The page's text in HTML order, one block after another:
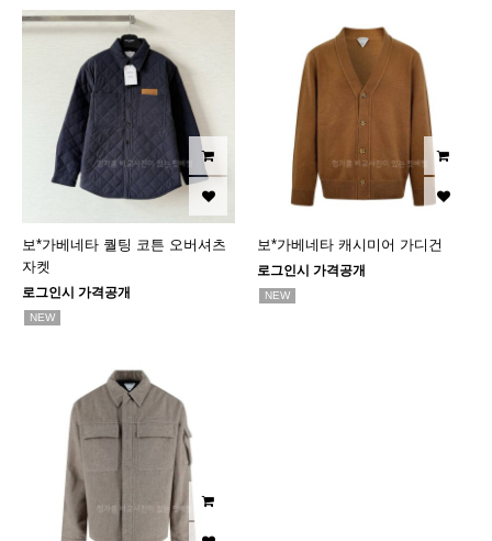
보*가베네타 퀄팅 코튼 오버셔츠
자켓
로그인시 가격공개
NEW
보*가베네타 캐시미어 가디건
로그인시 가격공개
NEW